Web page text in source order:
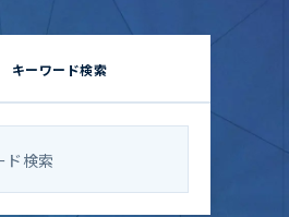
キーワード検索